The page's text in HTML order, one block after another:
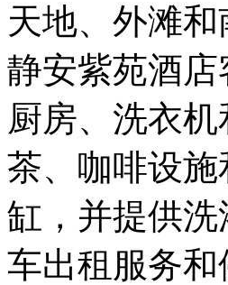
天地、外滩
静安紫苑酒
厨房、洗衣
茶、咖啡设
缸，并提供
车出租服务